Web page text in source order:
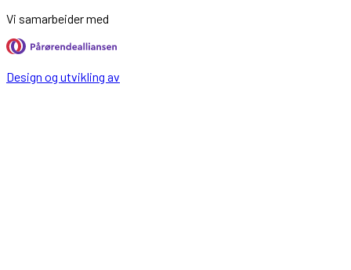
Vi samarbeider med
Design og utvikling av